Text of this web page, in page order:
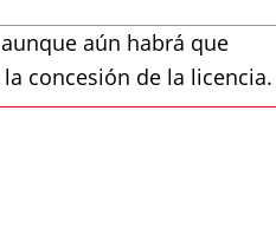
aún habrá que
concesión de la licencia.